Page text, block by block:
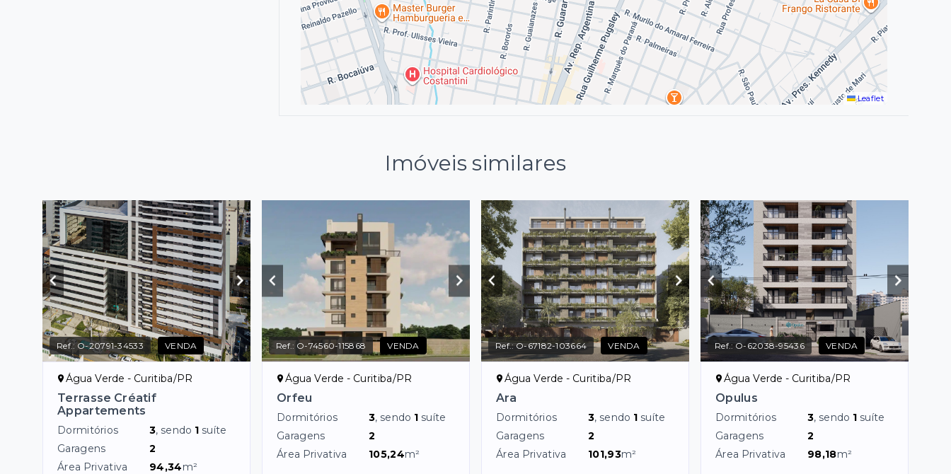
Leaflet
Imóveis similares
Ref.:O-20791-34533 VENDA
Água Verde - Curitiba/PR
Terrasse Créatif
Appartements
Dormitórios 3, sendo 1 suíte
Garagens
2
Área Privativa
94,34m²
Ref.: O-74560-115868 VENDA
Água Verde - Curitiba/PR
Orfeu
Dormitórios 3, sendo 1 suíte
Garagens
2
Área Privativa
105,24m²
Ref.:O-67182-103664 VENDA
Água Verde - Curitiba/PR
Ara
Dormitórios 3, sendo 1 suíte
Garagens
2
Área Privativa
101,93m²
Ref.:O-62038-95436 VENDA
Água Verde - Curitiba/PR
Opulus
Dormitórios 3, sendo 1 suíte
Garagens
2
Área Privativa
98,18m²